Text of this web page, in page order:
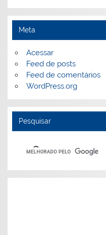
Meta
Acessar
Feed de posts
Feed de comentários
WordPress.org
Pesquisar